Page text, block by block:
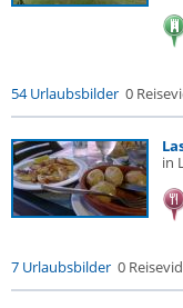
54 Urlaubsbilder 0
in
7 Urlaubsbilder 0